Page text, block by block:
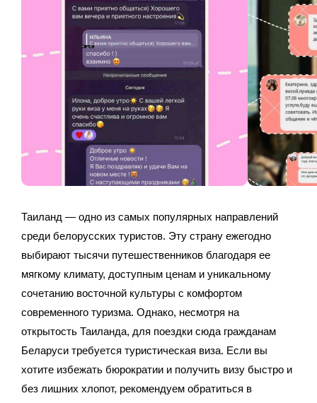
Таиланд — одно из самых популярных направлений
среди белорусских туристов. Эту страну ежегодно
выбирают тысячи путешественников благодаря ее
мягкому климату, доступным ценам и уникальному
сочетанию восточной культуры с комфортом
современного туризма. Однако, несмотря на
открытость Таиланда, для поездки сюда гражданам
Беларуси требуется туристическая виза. Если вы
хотите избежать бюрократии и получить визу быстро и
без лишних хлопот, рекомендуем обратиться в